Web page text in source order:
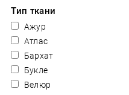
Тип ткани
Ажур
Атлас
Бархат
Букле
Велюр